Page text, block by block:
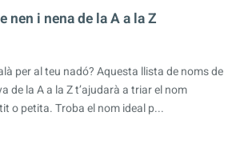
nen i nena de la A a la Z
per al teu nadó? Aquesta llista de noms de
de la A a la Z t’ajudarà a triar el nom
o petita. Troba el nom ideal p...